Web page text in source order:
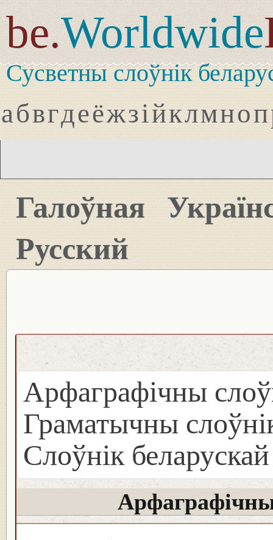
be.Worldwide
Сусветны слоўнік
абвгдеёжзійклмноп
Галоўная
Русский
Арфаграфічны
Граматычны
Слоўнік